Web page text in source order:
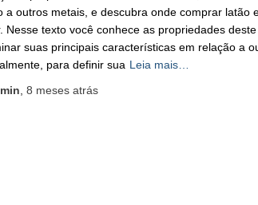
a outros metais, e descubra onde comprar latão
Nesse texto você conhece as propriedades
suas principais características em relação a
para definir sua Leia mais…
8 mesesatrás